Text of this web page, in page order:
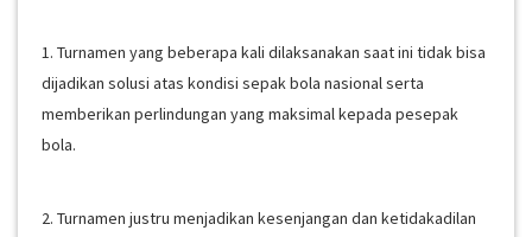
1. Turnamen yang beberapa kali dilaksanakan saat ini tidak bisa
dijadikan solusi atas kondisi sepak bola nasional serta
memberikan perlindungan yang maksimal kepada pesepak
bola.
2. Turnamen justru menjadikan kesenjangan dan ketidakadilan